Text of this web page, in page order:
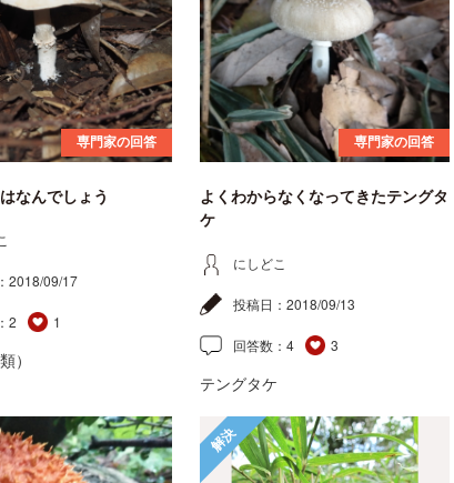
専門家の回答
なんでしょう
2018/09/17
2 1
）
専門家の回答
よくわからなくなってきたテングタ
ケ
にしどこ
投稿日： 2018/09/13
回答数： 4 3
テングタケ
解決